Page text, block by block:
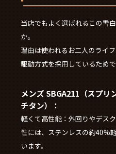
当店でもよく選ばれるこの雪
か。
理由は使われるお二人のライ
駆動方式を採用しているためで
メンズ SBGA211（スプリ
チタン）：
軽くて高性能：外回りやデス
性には、ステンレスの約40%
います。